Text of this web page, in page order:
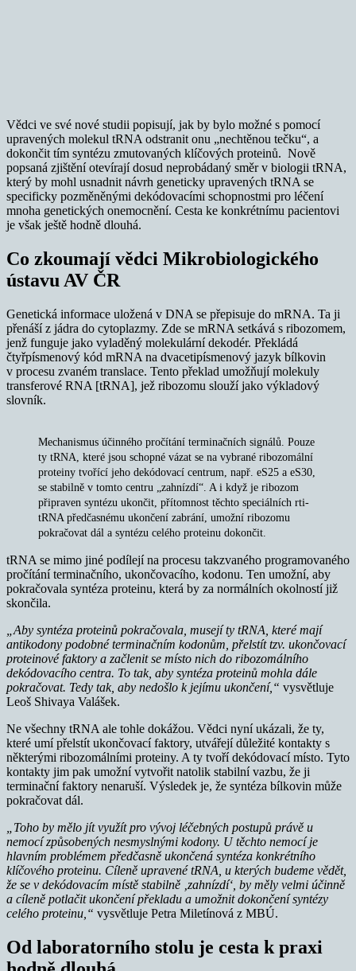
Vědci ve své nové studii popisují, jak by bylo možné s pomocí
upravených molekul tRNA odstranit onu „nechtěnou tečku“, a
dokončit tím syntézu zmutovaných klíčových proteinů. Nově
popsaná zjištění otevírají dosud neprobádaný směr v biologii tRNA,
který by mohl usnadnit návrh geneticky upravených tRNA se
specificky pozměněnými dekódovacími schopnostmi pro léčení
mnoha genetických onemocnění. Cesta ke konkrétnímu pacientovi
je však ještě hodně dlouhá.
Co zkoumají vědci Mikrobiologického
ústavu AV ČR
Genetická informace uložená v DNA se přepisuje do mRNA. Ta ji
přenáší z jádra do cytoplazmy. Zde se mRNA setkává s ribozomem,
jenž funguje jako vyladěný molekulární dekodér. Překládá
čtyřpísmenový kód mRNA na dvacetipísmenový jazyk bílkovin
v procesu zvaném translace. Tento překlad umožňují molekuly
transferové RNA [tRNA], jež ribozomu slouží jako výkladový
slovník.
Mechanismus účinného pročítání terminačních signálů. Pouze
ty tRNA, které jsou schopné vázat se na vybrané ribozomální
proteiny tvořící jeho dekódovací centrum, např. eS25 a eS30,
se stabilně v tomto centru „zahnízdí“. A i když je ribozom
připraven syntézu ukončit, přítomnost těchto speciálních rti-
tRNA předčasnému ukončení zabrání, umožní ribozomu
pokračovat dál a syntézu celého proteinu dokončit.
tRNA se mimo jiné podílejí na procesu takzvaného programovaného
pročítání terminačního, ukončovacího, kodonu. Ten umožní, aby
pokračovala syntéza proteinu, která by za normálních okolností již
skončila.
„Aby syntéza proteinů pokračovala, musejí ty tRNA, které mají
antikodony podobné terminačním kodonům, přelstít tzv. ukončovací
proteinové faktory a začlenit se místo nich do ribozomálního
dekódovacího centra. To tak, aby syntéza proteinů mohla dále
pokračovat. Tedy tak, aby nedošlo k jejímu ukončení,“ vysvětluje
Leoš Shivaya Valášek.
Ne všechny tRNA ale tohle dokážou. Vědci nyní ukázali, že ty,
které umí přelstít ukončovací faktory, utvářejí důležité kontakty s
některými ribozomálními proteiny. A ty tvoří dekódovací místo. Tyto
kontakty jim pak umožní vytvořit natolik stabilní vazbu, že ji
terminační faktory nenaruší. Výsledek je, že syntéza bílkovin může
pokračovat dál.
„Toho by mělo jít využít pro vývoj léčebných postupů právě u
nemocí způsobených nesmyslnými kodony. U těchto nemocí je
hlavním problémem předčasně ukončená syntéza konkrétního
klíčového proteinu. Cíleně upravené tRNA, u kterých budeme vědět,
že se v dekódovacím místě stabilně ‚zahnízdí‘, by měly velmi účinně
a cíleně potlačit ukončení překladu a umožnit dokončení syntézy
celého proteinu,“ vysvětluje Petra Miletínová z MBÚ.
Od laboratorního stolu je cesta k praxi